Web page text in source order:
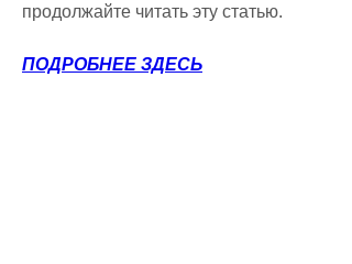
продолжайте читать эту статью.
ПОДРОБНЕЕ ЗДЕСЬ